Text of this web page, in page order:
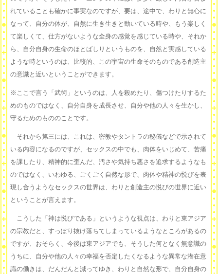
れていることも確かに事実なのですが、要は、途中で、わりと無心に
なって、自分の体が、自然に生き生きと動いている時や、もう楽しく
て楽しくて、仕方がないような全身の感覚を感じている時や、それか
ら、自分自身の生命のほとばしりというものを、自然と実感している
ような時というのは、比較的、この宇宙の生命そのものである創造主
の意識と近いということができます。
※ここで言う「武術」というのは、人を殺めたり、傷つけたりするた
めのものではなく、自分自身を成長させ、自分や他の人々を生かし、
守るためのもののことです。
それから第三には、これは、密教やタントラの秘儀などで示されて
いる内容になるのですが、セックスの中でも、肉体をいじめて、苦痛
を課したり、精神的に歪んだ、汚さや気持ち悪さを追求するようなも
のではなく、いわゆる、ごくごく自然な形で、肉体や精神の悦びを表
現し合うようなセックスの世界は、わりと創造主の悦びの世界に近い
ということが言えます。
こうした「神は悦びである」というような視点は、わりと東アジア
の宗教だと、すっぽり抜け落ちてしまっているようなところがあるの
ですが、おそらく、今後は東アジアでも、そうした何となく無意識の
うちに、自分や他の人々の幸福を否定したくなるような異常な潜在意
識の働きは、だんだんと減ってゆき、わりと自然な形で、自分自身の